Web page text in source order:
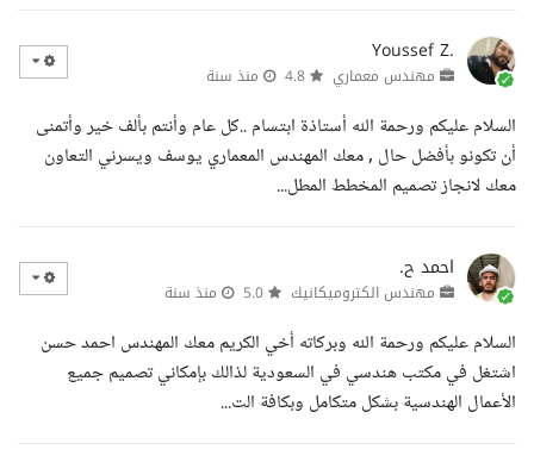
Youssef Z.
مهندس معماري منذ سنة
السلام عليكم ورحمة الله أستاذة ابتسام ..كل عام وأنتم بألف خير وأتمنى
أن تكونو بأفضل حال , معك المهندس المعماري يوسف ويسرني التعاون
معك لانجاز تصميم المخطط المطل...
احمد ح.
مهندس الكتروميكانيك منذ سنة
السلام عليكم ورحمة الله وبركاته أخي الكريم معك المهندس احمد حسن
اشتغل في مكتب هندسي في السعودية لذالك بإمكاني تصميم جميع
الأعمال الهندسية بشكل متكامل وبكافة الت...